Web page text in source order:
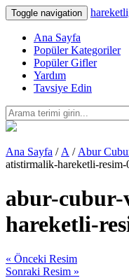
Toggle navigation
Ana Sayfa
Popüler Kategoriler
Popüler Gifler
Yardım
Tavsiye Edin
Ana Sayfa / A / Abur
atistirmalik-hareketli-resim-
abur-
hareketli-
« Önceki Resim
Sonraki Resim »